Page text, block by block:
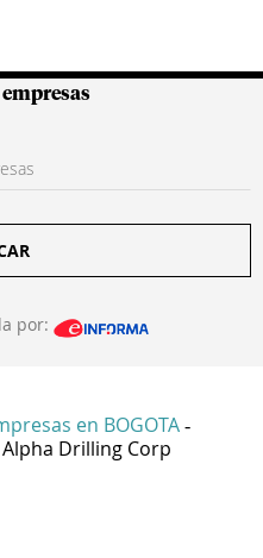
por:
en BOGOTA -
Alpha Drilling Corp